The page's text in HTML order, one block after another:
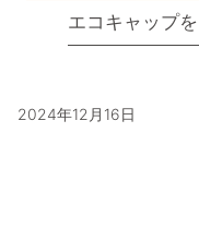
エコキャップ
2024年12月16日